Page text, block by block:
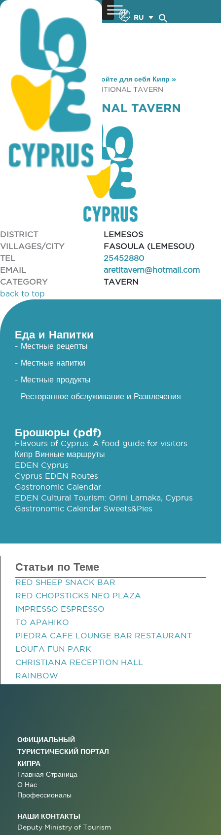
RU
You are here: Home »Откройте для себя Кипр »
Gastronomy
» ARETI TRADITIONAL TAVERN
ARETI TRADITIONAL TAVERN
DISTRICT
LEMESOS
VILLAGES/CITY
FASOULA (LEMESOU)
TEL
25452880
EMAIL
aretitavern@hotmail.com
CATEGORY
TAVERN
back to top
Еда и Напитки
- Местные рецепты
- Местные напитки
- Местные продукты
- Ресторанное обслуживание и Развлечения
Брошюры (pdf)
Flavours of Cyprus: A food guide for visitors
Кипр Винные маршруты
EDEN Cyprus
Cyprus EDEN Routes
Gastronomic Calendar
EDEN Cultural Tourism: Orini Larnaka, Cyprus
Gastronomic Calendar Sweets&Pies
Статьи по Теме
RED SHEEP SNACK BAR
RED CHOPSTICKS NEO PLAZA
IMPRESSO ESPRESSO
TO APAHIKO
PIEDRA CAFE LOUNGE BAR RESTAURANT
LOUFA FUN PARK
CHRISTIANA RECEPTION HALL
RAINBOW
ОФИЦИАЛЬНЫЙ
ТУРИСТИЧЕСКИЙ ПОРТАЛ
КИПРА
Главная Страница
О Нас
Профессионалы
НАШИ КОНТАКТЫ
Deputy Ministry of Tourism